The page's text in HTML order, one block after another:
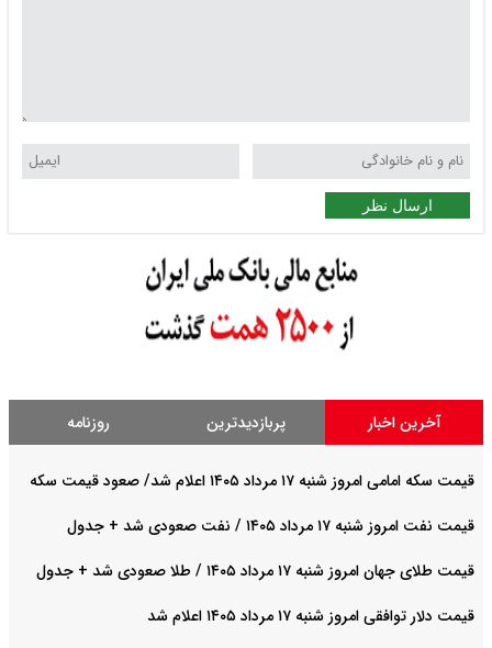
ارسال نظر
آخرین اخبار پربازدیدترین روزنامه
قیمت سکه امامی امروز شنبه ۱۷ مرداد ۱۴۰۵ اعلام شد/ صعود قیمت سکه
قیمت نفت امروز شنبه ۱۷ مرداد ۱۴۰۵ / نفت صعودی شد + جدول
قیمت طلای جهان امروز شنبه ۱۷ مرداد ۱۴۰۵ / طلا صعودی شد + جدول
قیمت دلار توافقی امروز شنبه ۱۷ مرداد ۱۴۰۵ اعلام شد